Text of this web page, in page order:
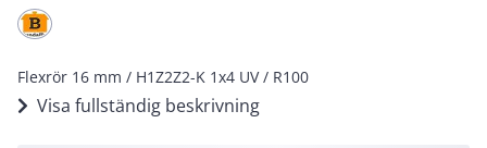
Flexrör 16 mm / H1Z2Z2-K 1x4 UV / R100
Visa fullständig beskrivning